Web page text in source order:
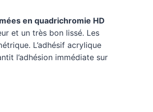
en quadrichromie HD
et un très bon lissé. Les
L’adhésif acrylique
l’adhésion immédiate sur